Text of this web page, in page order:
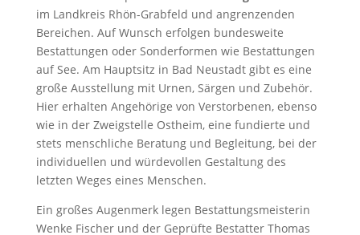
im Landkreis Rhön-Grabfeld und angrenzenden
Bereichen. Auf Wunsch erfolgen bundesweite
Bestattungen oder Sonderformen wie Bestattungen
auf See. Am Hauptsitz in Bad Neustadt gibt es eine
große Ausstellung mit Urnen, Särgen und Zubehör.
Hier erhalten Angehörige von Verstorbenen, ebenso
wie in der Zweigstelle Ostheim, eine fundierte und
stets menschliche Beratung und Begleitung, bei der
individuellen und würdevollen Gestaltung des
letzten Weges eines Menschen.
Ein großes Augenmerk legen Bestattungsmeisterin
Wenke Fischer und der Geprüfte Bestatter Thomas